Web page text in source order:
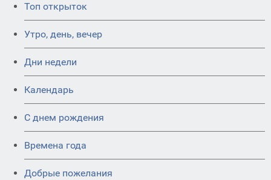
Топ открыток
Утро, день, вечер
Дни недели
Календарь
C днем рождения
Времена года
Добрые пожелания